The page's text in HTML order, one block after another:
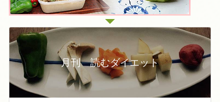
月刊 読むダイエット